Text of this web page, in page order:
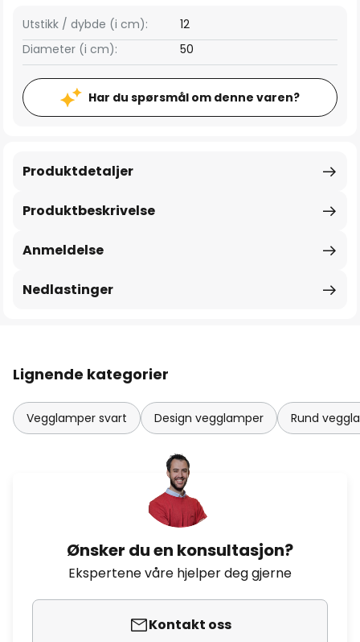
Utstikk / dybde (i cm):
12
Diameter (i cm):
50
Har du spørsmål om denne varen?
Produktbeskrivelse
Produktdetaljer
Anmeldelse
Nedlastinger
Lignende kategorier
Vegglamper svart Design vegglamper Rund
Ønsker du en konsultasjon?
Ekspertene våre hjelper deg gjerne
Kontakt oss